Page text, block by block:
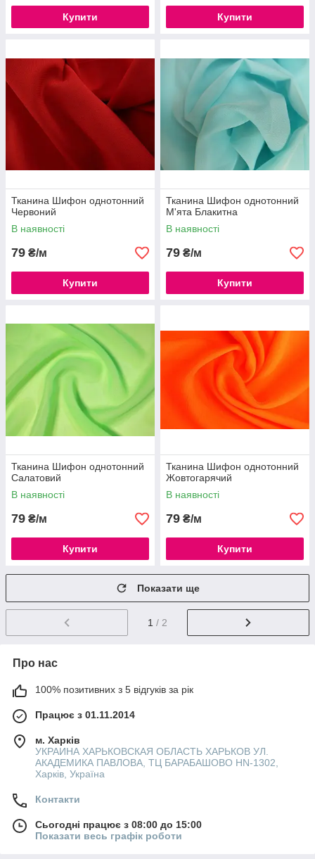
Купити Купити
Тканина Шифон однотонний
Червоний
В наявності
79 ₴/м
Купити
Тканина Шифон однотонний
М'ята Блакитна
В наявності
79 ₴/м
Купити
Тканина Шифон однотонний
Салатовий
В наявності
79 ₴/м
Купити
Тканина Шифон однотонний
Жовтогарячий
В наявності
79 ₴/м
Купити
Показати ще
1 / 2
Про нас
100% позитивних з 5 відгуків за рік
Працює з 01.11.2014
м. Харків
УКРАИНА ХАРЬКОВСКАЯ ОБЛАСТЬ ХАРЬКОВ УЛ.
АКАДЕМИКА ПАВЛОВА, ТЦ БАРАБАШОВО HN-1302,
Харків, Україна
Контакти
Сьогодні працює з 08:00 до 15:00
Показати весь графік роботи